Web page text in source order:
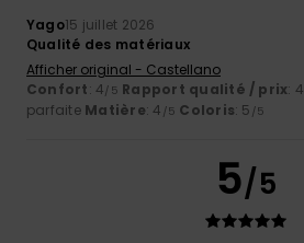
Yago15 juillet 2026
Qualité des matériaux
Afficher original - Castellano
Confort: 4/5 Rapport qualité / prix: 4
parfaite Matière: 4 /5 Coloris: 5 /5
5/5